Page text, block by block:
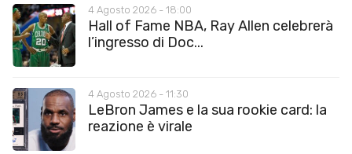
4 Agosto 2026 - 18:00
Hall of Fame NBA, Ray Allen celebrerà
l’ingresso di Doc...
4 Agosto 2026 - 11:30
LeBron James e la sua rookie card: la
reazione è virale